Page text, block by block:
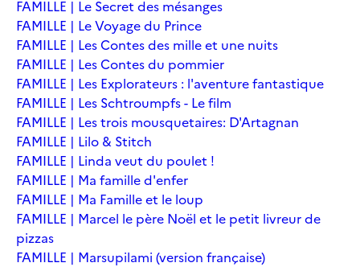
FAMILLE | Le Secret des mésanges
FAMILLE | Le Voyage du Prince
FAMILLE | Les Contes des mille et une nuits
FAMILLE | Les Contes du pommier
FAMILLE | Les Explorateurs : l'aventure fantastique
FAMILLE | Les Schtroumpfs - Le film
FAMILLE | Les trois mousquetaires: D'Artagnan
FAMILLE | Lilo & Stitch
FAMILLE | Linda veut du poulet !
FAMILLE | Ma famille d'enfer
FAMILLE | Ma Famille et le loup
FAMILLE | Marcel le père Noël et le petit livreur de
pizzas
FAMILLE | Marsupilami (version française)